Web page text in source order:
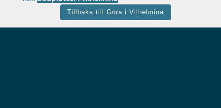
Tillbaka till Göra i Vilhelmina